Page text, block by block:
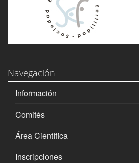
Navegación
Información
Comités
Área Científica
Inscripciones